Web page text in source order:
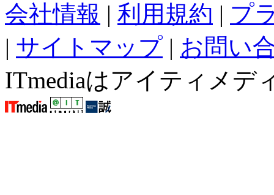
会社情報 | 利用規約 | プ
| サイトマップ | お問い
ITmediaはアイティメデ